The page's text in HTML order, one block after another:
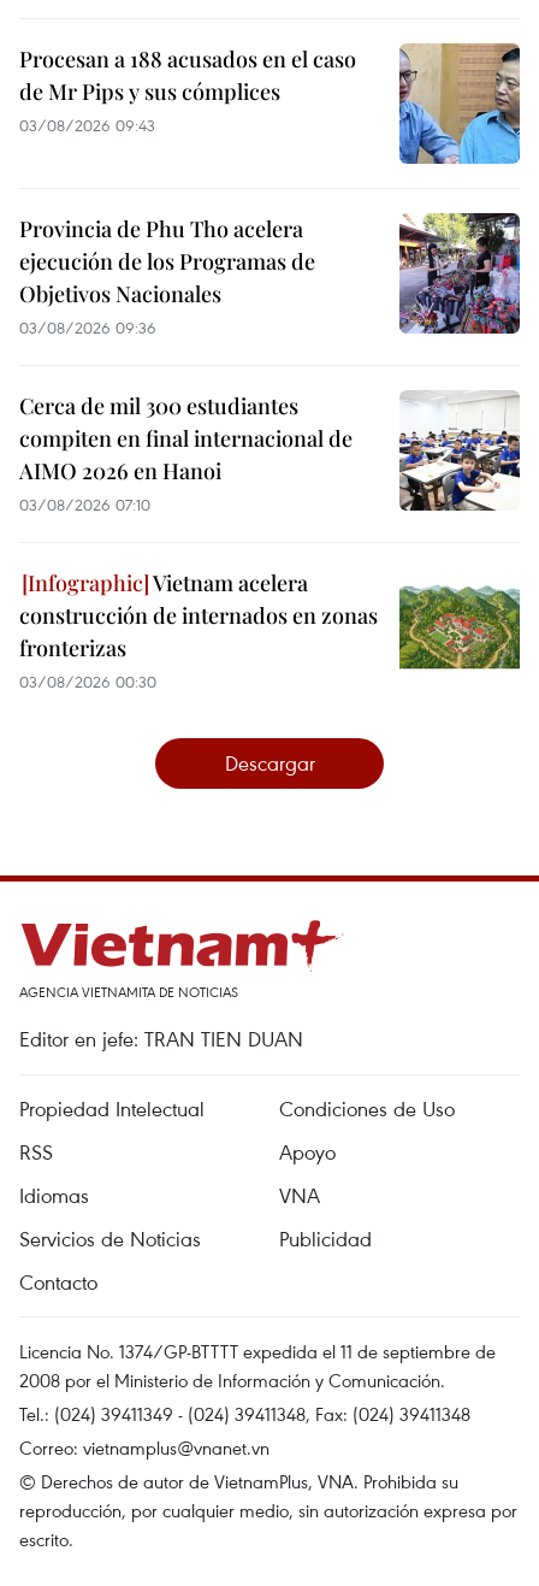
Procesan a 188 acusados en el caso
de Mr Pips y sus cómplices
03/08/2026 09:43
Provincia de Phu Tho acelera
ejecución de los Programas de
Objetivos Nacionales
03/08/2026 09:36
Cerca de mil 300 estudiantes
compiten en final internacional de
AIMO 2026 en Hanoi
03/08/2026 07:10
Vietnam acelera
construcción de internados en zonas
fronterizas
03/08/2026 00:30
Descargar
AGENCIA VIETNAMITA DE NOTICIAS
Editor en jefe: TRAN TIEN DUAN
Propiedad Intelectual
Condiciones de Uso
RSS
Apoyo
Idiomas
VNA
Servicios de Noticias
Publicidad
Contacto
Licencia No. 1374/GP-BTTTT expedida el 11 de septiembre de
2008 por el Ministerio de Información y Comunicación.
Tel.: (024) 39411349 - (024) 39411348, Fax: (024) 39411348
Correo: vietnamplus@vnanet.vn
© Derechos de autor de VietnamPlus, VNA. Prohibida su
reproducción, por cualquier medio, sin autorización expresa por
escrito.